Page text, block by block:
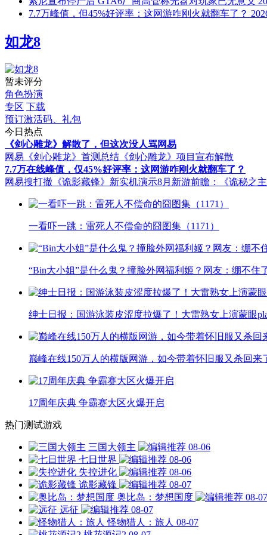
7.7万峰值，但45%好评率：这网游咋刚火就翻车了？
如龙8
暂未评分
角色扮演
专区 下载
预订激活码、礼包
今日热点
《剑心雕龙》解散了，但这次没人骂网易
网易《剑心雕龙》首测总结 《剑心雕龙》项目宣布解散
7.7万在线峰值，仅45%好评率：这网游咋刚火就翻车了？
网易搜打撤《诡影藏锋》新实机演示8月新游前瞻：《诡秘之
一看吓一跳：雷死人不偿命的囧图集（1171）
“Bin大小姐”是什么鬼？撞脸外网福利姬？网友：绷不住
绅士日报：国游泳装皮涩度拉爆了！大雷熟女上演蒙眼
巅峰在线150万人的横版网游，如今带着怀旧服又杀回来
17周年庆典 争霸赛大区火爆开启
热门测试游戏
三国大领主
08-06
七日世界
08-06
失控进化
08-06
诡影藏锋
08-07
奥比岛：梦想国度
08-07
远征
08-07
怪物猎人：旅人 08-07